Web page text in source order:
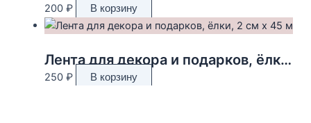
200 ₽ В корзину
Лента для декора и подарков, ёлки, 2 см х 45 м
250 ₽ В корзину